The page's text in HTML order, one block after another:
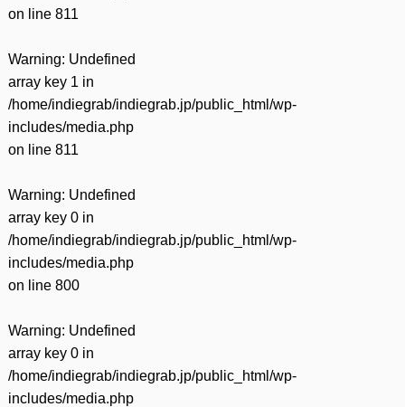
on line 811
Warning: Undefined
array key 1 in
/home/indiegrab/indiegrab.jp/public_html/wp-
includes/media.php
on line 811
Warning: Undefined
array key 0 in
/home/indiegrab/indiegrab.jp/public_html/wp-
includes/media.php
on line 800
Warning: Undefined
array key 0 in
/home/indiegrab/indiegrab.jp/public_html/wp-
includes/media.php